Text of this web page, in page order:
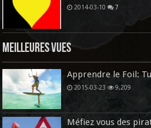
2014-03-10 7
Meilleures vues
Apprendre le Foil:
2015-03-23 9,209
Méfiez vous des